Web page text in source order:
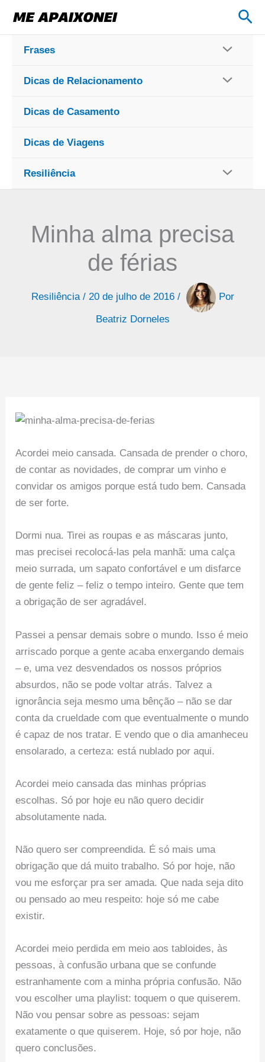
para
conteúdo
Frases
Dicas de Relacionamento
Dicas de Casamento
Dicas de Viagens
Resiliência
Minha alma precisa
de férias
Resiliência/ 20 de julho de 2016 /
Por
Beatriz Dorneles
Acordei meio cansada. Cansada de prender o choro,
de contar as novidades, de comprar um vinho e
convidar os amigos porque está tudo bem. Cansada
de ser forte.
Dormi nua. Tirei as roupas e as máscaras junto,
mas precisei recolocá-las pela manhã: uma calça
meio surrada, um sapato confortável e um disfarce
de gente feliz – feliz o tempo inteiro. Gente que tem
a obrigação de ser agradável.
Passei a pensar demais sobre o mundo. Isso é meio
arriscado porque a gente acaba enxergando demais
– e, uma vez desvendados os nossos próprios
absurdos, não se pode voltar atrás. Talvez a
ignorância seja mesmo uma bênção – não se dar
conta da crueldade com que eventualmente o mundo
é capaz de nos tratar. E vendo que o dia amanheceu
ensolarado, a certeza: está nublado por aqui.
Acordei meio cansada das minhas próprias
escolhas. Só por hoje eu não quero decidir
absolutamente nada.
Não quero ser compreendida. É só mais uma
obrigação que dá muito trabalho. Só por hoje, não
vou me esforçar pra ser amada. Que nada seja dito
ou pensado ao meu respeito: hoje só me cabe
existir.
Acordei meio perdida em meio aos tabloides, às
pessoas, à confusão urbana que se confunde
estranhamente com a minha própria confusão. Não
vou escolher uma playlist: toquem o que quiserem.
Não vou pensar sobre as pessoas: sejam
exatamente o que quiserem. Hoje, só por hoje, não
quero conclusões.